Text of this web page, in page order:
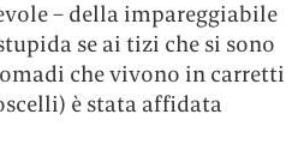
– della impareggiabile
se ai tizi che si sono
che vivono in carretti
è stata affidata